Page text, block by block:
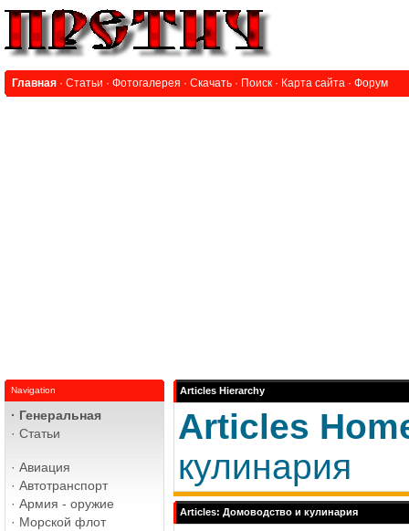
Главная · Статьи · Фотогалерея · Скачать · Поиск · Карта сайта · Форум
Navigation
· Генеральная
· Статьи
· Авиация
· Автотранспорт
· Армия - оружие
· Морской флот
Articles Hierarchy
Articles
кулинария
Articles: Домоводство и кулинария